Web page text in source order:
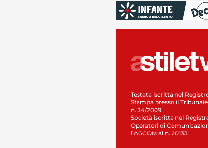
Testata iscritta nel
Stampa presso il
n. 34/2009
Società iscritta nel
Operatori di
l’AGCOM al n. 20133